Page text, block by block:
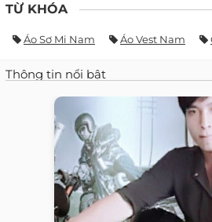
TỪ KHÓA
Áo Sơ Mi Nam Áo Vest Nam
Thông tin nổi bật